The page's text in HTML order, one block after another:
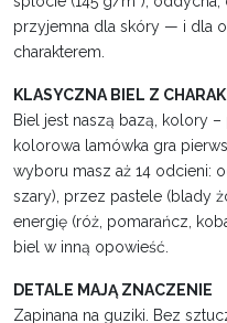
przyjemna dla skóry — i dla
charakterem.
KLASYCZNA BIEL Z
Biel jest naszą bazą, kolory –
kolorowa lamówka gra
wyboru masz aż 14 odcieni:
szary), przez pastele (blady
energię (róż, pomarańcz,
biel w inną opowieść.
DETALE MAJĄ ZNACZENIE
Zapinana na guziki. Bez